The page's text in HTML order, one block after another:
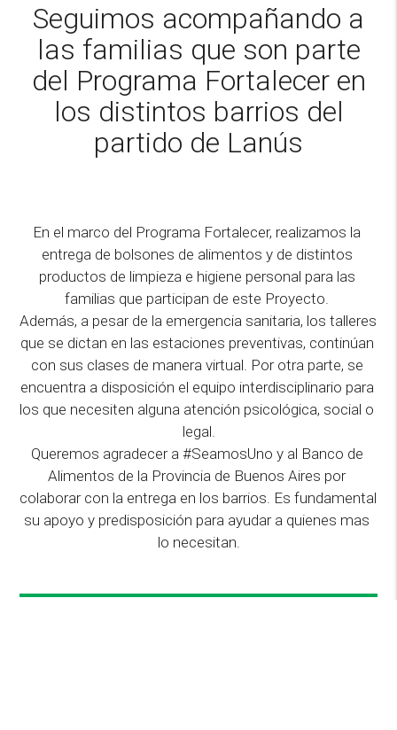
Seguimos acompañando a
las familias que son parte
del Programa Fortalecer en
los distintos barrios del
partido de Lanús
En el marco del Programa Fortalecer, realizamos la
entrega de bolsones de alimentos y de distintos
productos de limpieza e higiene personal para las
familias que participan de este Proyecto.
Además, a pesar de la emergencia sanitaria, los talleres
que se dictan en las estaciones preventivas, continúan
con sus clases de manera virtual. Por otra parte, se
encuentra a disposición el equipo interdisciplinario para
los que necesiten alguna atención psicológica, social o
legal.
Queremos agradecer a #SeamosUno y al Banco de
Alimentos de la Provincia de Buenos Aires por
colaborar con la entrega en los barrios. Es fundamental
su apoyo y predisposición para ayudar a quienes mas
lo necesitan.